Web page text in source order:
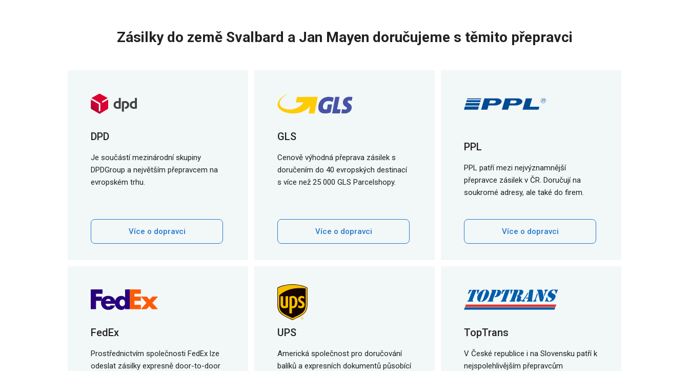
Zásilky do země Svalbard a Jan Mayen doručujeme s těmito přepravci
DPD
Je součástí mezinárodní skupiny
DPDGroup a největším přepravcem na
evropském trhu.
Více o dopravci
GLS
Cenově výhodná přeprava zásilek s
doručením do 40 evropských destinací
s více než 25 000 GLS Parcelshopy.
Více o dopravci
PPL
PPL patří mezi nejvýznamnější
přepravce zásilek v ČR. Doručují na
soukromé adresy, ale také do firem.
Více o dopravci
FedEx
Prostřednictvím společnosti FedEx lze
odeslat zásilky expresně door-to-door
UPS
Americká společnost pro doručování
balíků a expresních dokumentů působící
TopTrans
V České republice i na Slovensku patří k
nejspolehlivějším přepravcům